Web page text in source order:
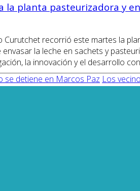
la planta pasteurizadora y
Curutchet recorrió este martes la
envasar la leche en sachets y
la innovación y el desarrollo
se detiene en Marcos Paz Los